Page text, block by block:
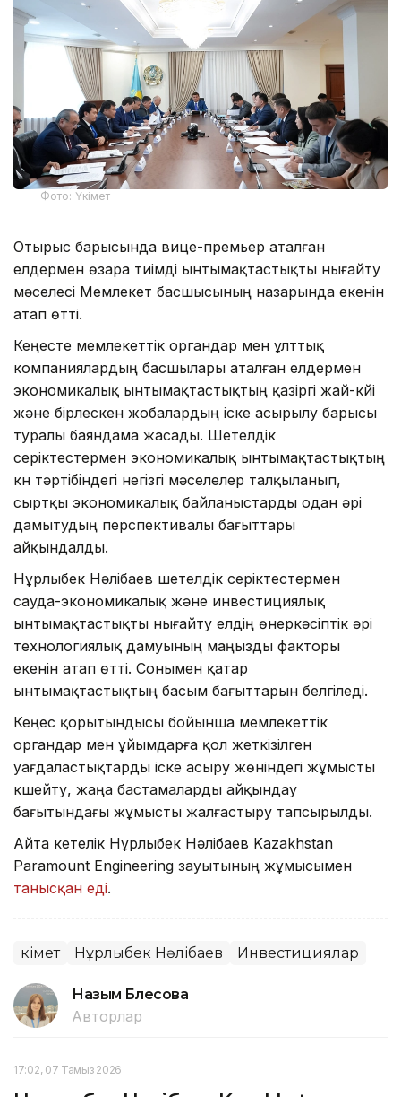
Фото: Үкімет
Отырыс барысында вице-премьер аталған
елдермен өзара тиімді ынтымақтастықты нығайту
мәселесі Мемлекет басшысының назарында екенін
атап өтті.
Кеңесте мемлекеттік органдар мен ұлттық
компаниялардың басшылары аталған елдермен
экономикалық ынтымақтастықтың қазіргі жай-күйі
және бірлескен жобалардың іске асырылу барысы
туралы баяндама жасады. Шетелдік
серіктестермен экономикалық ынтымақтастықтың
күн тәртібіндегі негізгі мәселелер талқыланып,
сыртқы экономикалық байланыстарды одан әрі
дамытудың перспективалы бағыттары
айқындалды.
Нұрлыбек Нәлібаев шетелдік серіктестермен
сауда-экономикалық және инвестициялық
ынтымақтастықты нығайту елдің өнеркәсіптік әрі
технологиялық дамуының маңызды факторы
екенін атап өтті. Сонымен қатар
ынтымақтастықтың басым бағыттарын белгіледі.
Кеңес қорытындысы бойынша мемлекеттік
органдар мен ұйымдарға қол жеткізілген
уағдаластықтарды іске асыру жөніндегі жұмысты
күшейту, жаңа бастамаларды айқындау
бағытындағы жұмысты жалғастыру тапсырылды.
Айта кетелік Нұрлыбек Нәлібаев Kazakhstan
Paramount Engineering зауытының жұмысымен
танысқан еді.
Үкімет Нұрлыбек Нәлібаев Инвестициялар
Назым Бөлесова
Авторлар
17:02, 07 Тамыз 2026